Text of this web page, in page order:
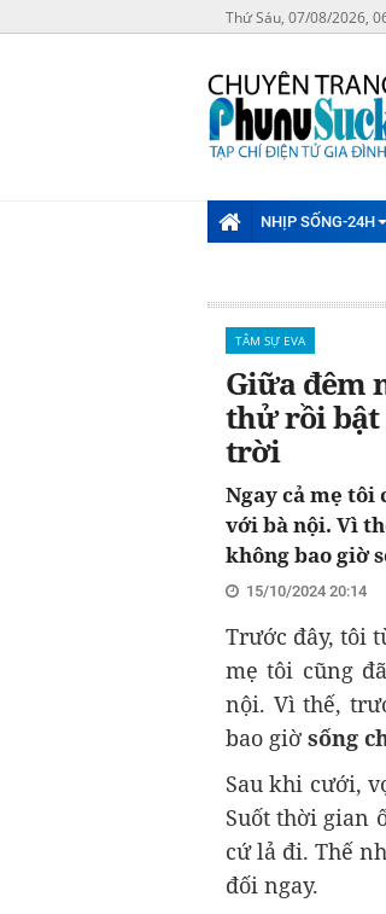
Thứ Sáu, 07/08/2026,
NHỊP SỐNG-24H
TÂM SỰ EVA
Giữa đêm
thử rồi bật
trời
Ngay cả mẹ tôi
với bà nội. Vì
không bao giờ
15/10/2024 20:14
Trước đây, tôi
mẹ tôi cũng
nội. Vì thế,
bao giờ sống
Sau khi cưới,
Suốt thời gian
cứ lả đi. Thế
đối ngay.